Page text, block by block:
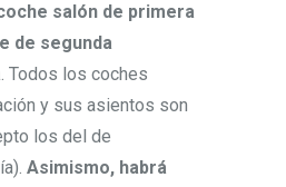
salón de primera
de segunda
. Todos los coches
y sus asientos son
los del de
Asimismo, habrá